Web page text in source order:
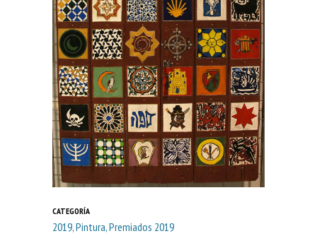
CATEGORÍA
2019, Pintura, Premiados 2019